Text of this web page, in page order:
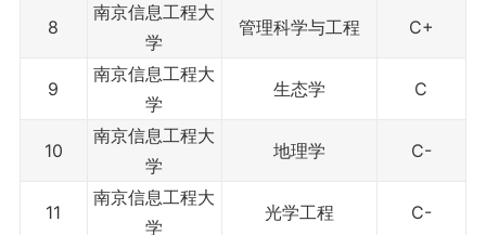
8
南京信息工程大
学
管理科学与工程 C+
9
南京信息工程大
学
生态学 C
10
南京信息工程大
学
地理学 C-
11
南京信息工程大
学
光学工程 C-